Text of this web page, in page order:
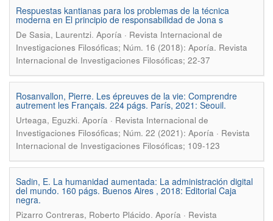
Respuestas kantianas para los problemas de la técnica
moderna en El principio de responsabilidad de Jona s
De Sasia, Laurentzi. Aporía · Revista Internacional de
Investigaciones Filosóficas; Núm. 16 (2018): Aporía. Revista
Internacional de Investigaciones Filosóficas; 22-37
Rosanvallon, Pierre. Les épreuves de la vie: Comprendre
autrement les Français. 224 págs. París, 2021: Seouil.
Urteaga, Eguzki. Aporía · Revista Internacional de
Investigaciones Filosóficas; Núm. 22 (2021): Aporía · Revista
Internacional de Investigaciones Filosóficas; 109-123
Sadin, E. La humanidad aumentada: La administración digital
del mundo. 160 págs. Buenos Aires , 2018: Editorial Caja
negra.
Pizarro Contreras, Roberto Plácido. Aporía · Revista